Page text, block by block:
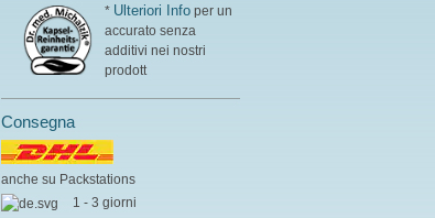
* Ulteriori Info per un
accurato senza
additivi nei nostri
prodott
Consegna
anche su Packstations
1 - 3 giorni